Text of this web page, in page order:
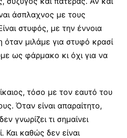
άσπλαχνος με τους
στυφός, με την έννοια
όταν μιλάμε για στυφό κρασί
ως φάρμακο κι όχι για να
τόσο με τον εαυτό του
Όταν είναι απαραίτητο,
γνωρίζει τι σημαίνει
Και καθώς δεν είναι